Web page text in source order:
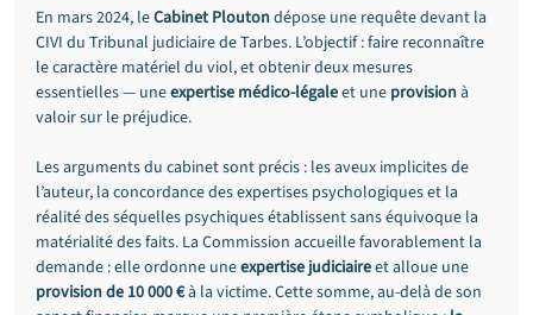
En mars 2024, le Cabinet Plouton dépose une requête devant la
CIVI du Tribunal judiciaire de Tarbes. L’objectif : faire reconnaître
le caractère matériel du viol, et obtenir deux mesures
essentielles — une expertise médico-légale et une provision à
valoir sur le préjudice.
Les arguments du cabinet sont précis : les aveux implicites de
l’auteur, la concordance des expertises psychologiques et la
réalité des séquelles psychiques établissent sans équivoque la
matérialité des faits. La Commission accueille favorablement la
demande : elle ordonne une expertise judiciaire et alloue une
provision de 10 000 € à la victime. Cette somme, au-delà de son